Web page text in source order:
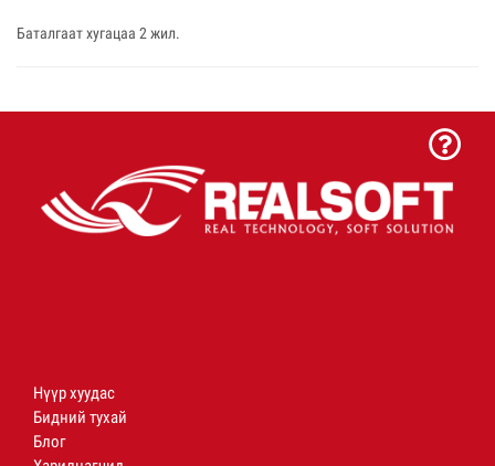
Баталгаат хугацаа 2 жил.
Нүүр хуудас
Бидний тухай
Блог